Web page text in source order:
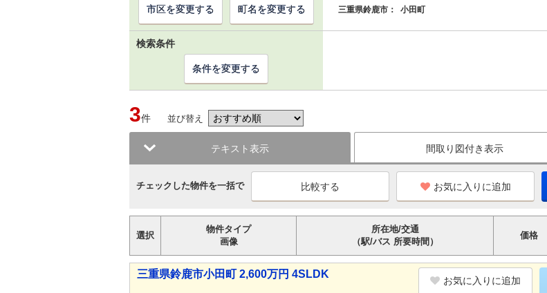
三重県鈴鹿市：
小田町
市区を変更する 町名を変更する
検索条件
条件を変更する
3件 並び替え
テキスト表示 間取り図付き表示
チェックした物件を一括で お気に入りに追加
選択
物件タイプ
画像
所在地/交通
（駅/バス 所要時間）
価格
三重県鈴鹿市小田町 2,600万円 4SLDK
お気に入りに追加